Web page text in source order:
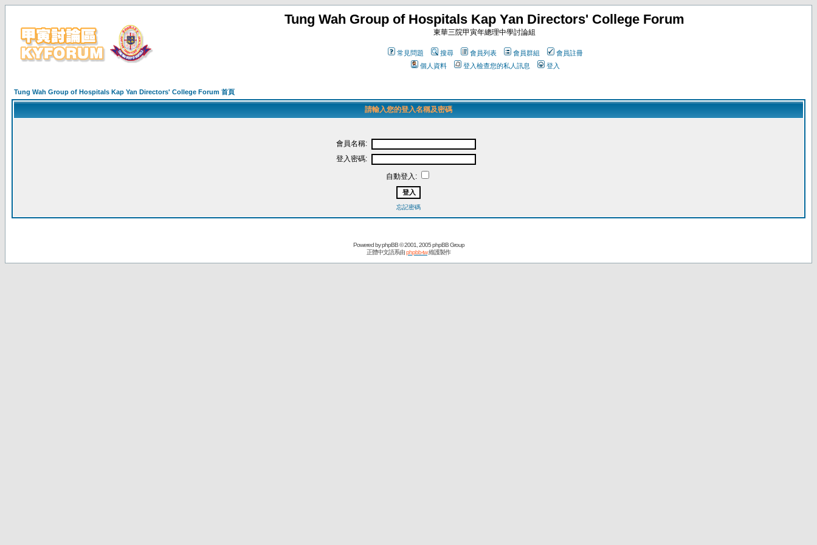
Tung Wah Group of Hospitals Kap Yan Directors' College Forum
東華三院甲寅年總理中學討論組
常見問題 搜尋 會員列表 會員群組
會員註冊
個人資料
登入檢查您的私人訊息 登入
Tung Wah Group of Hospitals Kap Yan Directors' College Forum 首頁
請輸入您的登入名稱及密碼
會員名稱:
登入密碼:
自動登入:
忘記密碼
Powered byphpBB© 2001, 2005 phpBB Group
正體中文語系由phpbb-tw維護製作